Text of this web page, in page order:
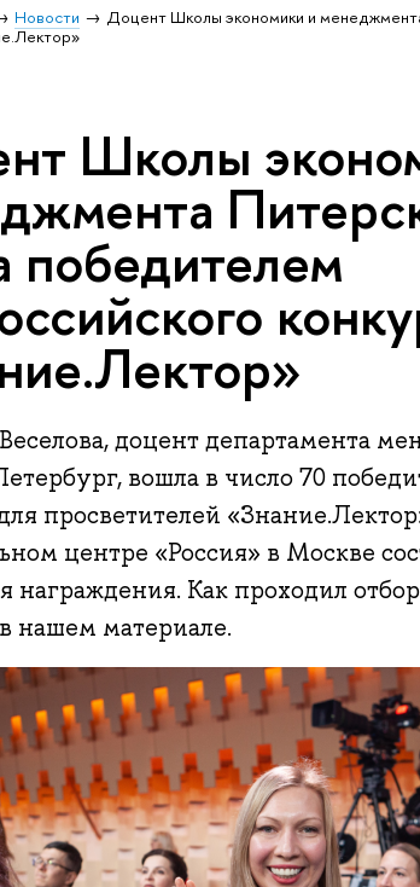
Новости
Доцент Школы экономики и
Школы
победителем
доцент департамента
вошла в число 70
просветителей
центре «Россия» в Москве
награждения. Как проходил
нашем материале.